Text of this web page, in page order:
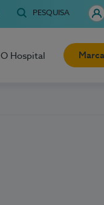
PESQUISA
O Hospital